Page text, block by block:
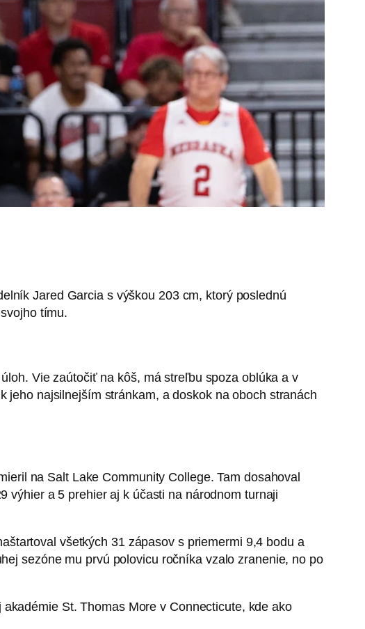
Jared Garcia s výškou 203 cm, ktorý poslednú
tímu.
Vie zaútočiť na kôš, má streľbu spoza oblúka a v
jeho najsilnejším stránkam, a doskok na oboch stranách
na Salt Lake Community College. Tam dosahoval
výhier a 5 prehier aj k účasti na národnom turnaji
všetkých 31 zápasov s priemermi 9,4 bodu a
sezóne mu prvú polovicu ročníka vzalo zranenie, no po
St. Thomas More v Connecticute, kde ako